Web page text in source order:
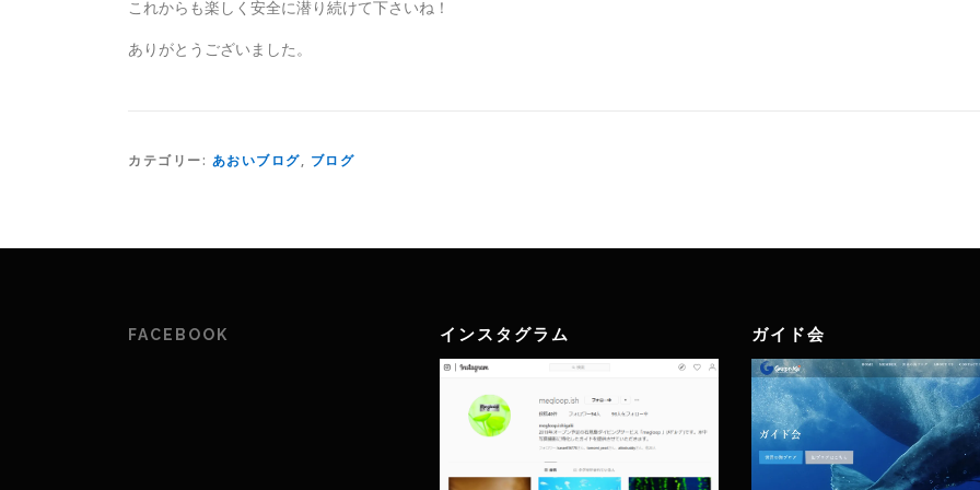
これからも楽しく安全に潜り続けて下さいね！
ありがとうございました。
カテゴリー: あおいブログ, ブログ
FACEBOOK インスタグラム ガイド会